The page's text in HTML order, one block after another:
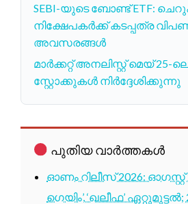
SEBI-യുടെ ബോണ്ട് ETF:
നിക്ഷേപകർക്ക് കടപ്പത്ര
അവസരങ്ങൾ
മാർക്കറ്റ് അനലിസ്റ്റ് മെയ് 25-ലെ
സ്റ്റോക്കുകൾ നിർദ്ദേശിക്കുന്നു
പുതിയ വാർത്തകൾ
ഓണം റിലീസ് 2026:
ഗെയിം’, ‘ഖലീഫ’